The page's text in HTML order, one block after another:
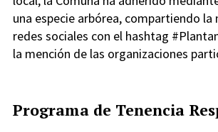
una especie arbórea, compartiendo la
redes sociales con el hashtag
la mención de las organizaciones
Programa de Tenencia